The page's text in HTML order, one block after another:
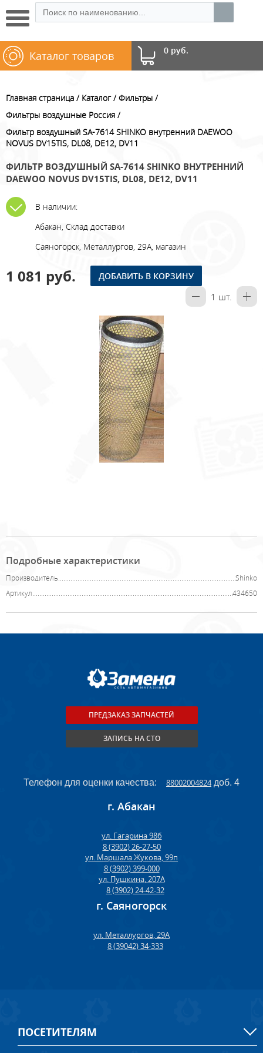
0 руб.
Каталог товаров
Главная страница Каталог
Фильтры
Фильтры воздушные Россия
Фильтр воздушный SA-7614 SHINKO внутренний DAEWOO
NOVUS DV15TIS, DL08, DE12, DV11
ФИЛЬТР ВОЗДУШНЫЙ SA-7614 SHINKO ВНУТРЕННИЙ
DAEWOO NOVUS DV15TIS, DL08, DE12, DV11
В наличии:
Абакан, Склад доставки
Саяногорск, Металлургов, 29А, магазин
1 081 руб. ДОБАВИТЬ В КОРЗИНУ
1 шт.
Подробные характеристики
Производитель
Shinko
Артикул
434650
ПРЕДЗАКАЗ ЗАПЧАСТЕЙ
ЗАПИСЬ НА СТО
Телефон для оценки качества: 88002004824доб. 4
г. Абакан
ул. Гагарина 98б
8 (3902) 26-27-50
ул. Маршала Жукова, 99п
8 (3902) 399-000
ул. Пушкина, 207А
8 (3902) 24-42-32
г. Саяногорск
ул. Металлургов, 29А
8 (39042) 34-333
ПОСЕТИТЕЛЯМ